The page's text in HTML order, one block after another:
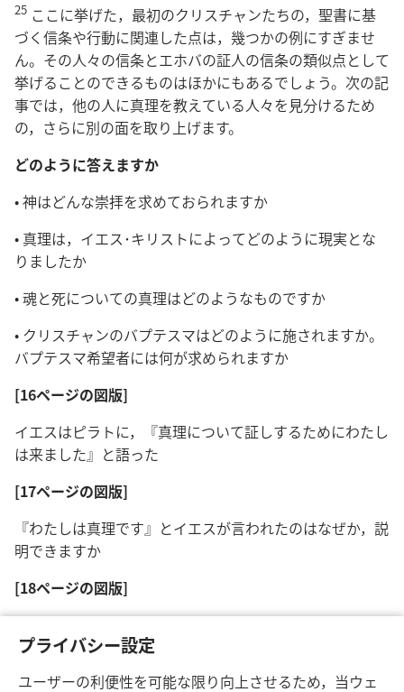
プライバシー設定
ユーザーの利便性を可能な限り向上させるため，当ウェ
25 ここに挙げた，最初のクリスチャンたちの，聖書に基
づく信条や行動に関連した点は，幾つかの例にすぎませ
ん。その人々の信条とエホバの証人の信条の類似点として
挙げることのできるものはほかにもあるでしょう。次の記
事では，他の人に真理を教えている人々を見分けるため
の，さらに別の面を取り上げます。
どのように答えますか
• 神はどんな崇拝を求めておられますか
• 真理は，イエス･キリストによってどのように現実とな
りましたか
• 魂と死についての真理はどのようなものですか
• クリスチャンのバプテスマはどのように施されますか。
バプテスマ希望者には何が求められますか
[16ページの図版]
イエスはピラトに，『真理について証しするためにわたし
は来ました』と語った
[17ページの図版]
『わたしは真理です』とイエスが言われたのはなぜか，説
明できますか
[18ページの図版]
のですか